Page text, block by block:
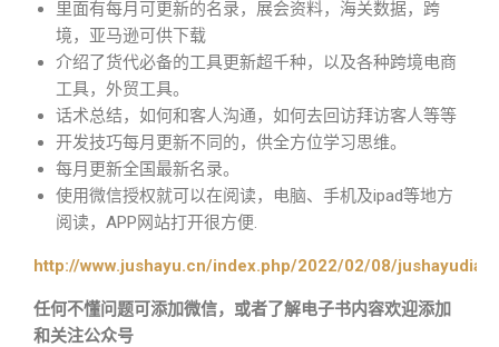
里面有每月可更新的名录，展会资料，海关数据，跨
境，亚马逊可供下载
介绍了货代必备的工具更新超千种，以及各种跨境电商
工具，外贸工具。
话术总结，如何和客人沟通，如何去回访拜访客人等等
开发技巧每月更新不同的，供全方位学习思维。
每月更新全国最新名录。
使用微信授权就可以在阅读，电脑、手机及ipad等地方
阅读，APP网站打开很方便.
http://www.jushayu.cn/index.php/2022/02/08/
任何不懂问题可添加微信，或者了解电子书内容欢迎添加
和关注公众号